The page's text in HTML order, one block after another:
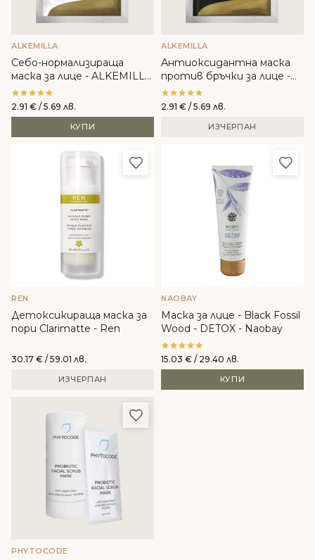
ALKEMILLA
Себо-нормализираща
маска за лице - ALKEMILLA
20мл
2.91 € / 5.69 лв.
КУПИ
ALKEMILLA
Антиоксидантна маска
против бръчки за лице -
ALKEMILLA 20мл
2.91 € / 5.69 лв.
ИЗЧЕРПАН
Добави в любими
REN
Детоксикираща маска за
пори Clarimatte - Ren
30.17 € / 59.01 лв.
ИЗЧЕРПАН
NAOBAY
Маска за лице - Black Fossil
Wood - DETOX - Naobay
15.03 € / 29.40 лв.
КУПИ
Добави в любими
PHYTOCODE